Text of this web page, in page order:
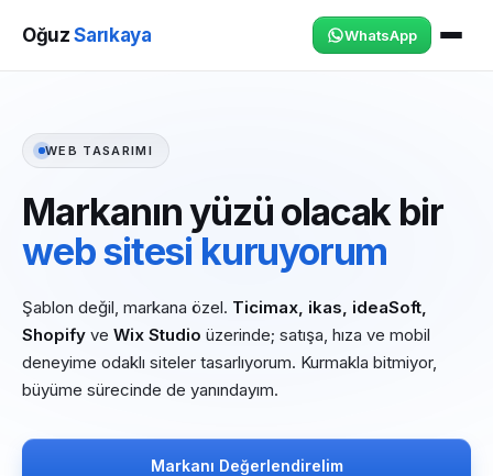
OğuzSarıkaya WhatsApp
WEB TASARIMI
Markanın yüzü olacak bir
web sitesi kuruyorum
Şablon değil, markana özel. Ticimax, ikas, ideaSoft,
Shopify ve Wix Studio üzerinde; satışa, hıza ve mobil
deneyime odaklı siteler tasarlıyorum. Kurmakla bitmiyor,
büyüme sürecinde de yanındayım.
Markanı Değerlendirelim